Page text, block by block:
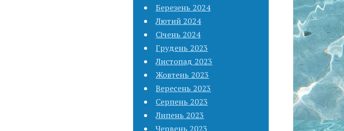
Березень 2024
Лютий 2024
Січень 2024
Грудень 2023
Листопад 2023
Жовтень 2023
Вересень 2023
Серпень 2023
Липень 2023
Червень 2023